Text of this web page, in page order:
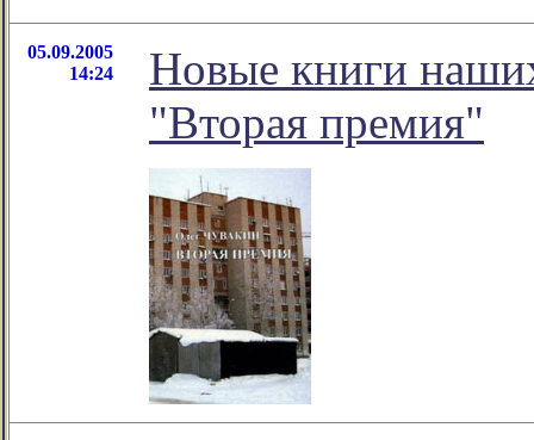
05.09.2005
14:24
Новые книги
"Вторая премия"